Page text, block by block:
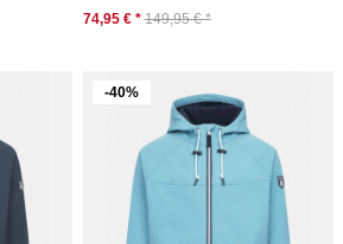
74,95 € * 149,95 € *
-40%